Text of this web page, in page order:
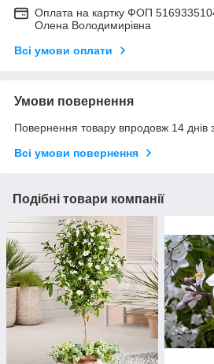
Оплата на картку ФОП
Олена Володимирівна
Всі умови оплати
Умови повернення
Повернення товару впродовж 14 днів
Всі умови повернення
Подібні товари компанії